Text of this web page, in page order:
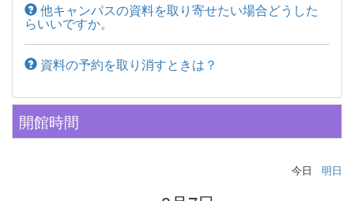
他キャンパスの資料を取り寄せたい場合どうした
らいいですか。
資料の予約を取り消すときは？
開館時間
今日 明日